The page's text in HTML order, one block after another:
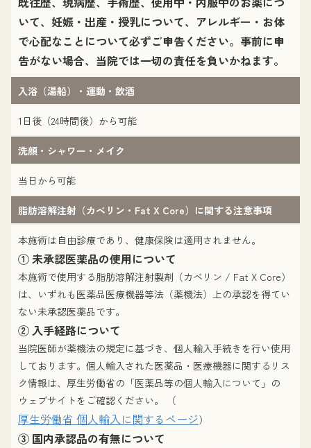
いて、妊娠・出産・授乳について、アレルギー・お体
で心配なことについて必ずご申告ください。事前に申
告がない場合、当院では一切の責任を負いかねます。
入浴（湯船）・運動・飲酒
1日後（24時間後）から可能
洗顔・シャワー・メイク
当日から可能
脂肪溶解注射（カベリン・Fat X Core）に関する注意事項
本施術は自由診療であり、健康保険は適用されません。
① 未承認医薬品の使用について
本施術で使用する脂肪溶解注射製剤（カベリン / Fat X Core）
は、いずれも医薬品医療機器等法（薬機法）上の承認を得てい
ない未承認医薬品です。
② 入手経路について
当院医師が薬機法の規定に基づき、個人輸入手続きを行い使用
しております。個人輸入された医薬品・医療機器に関するリス
ク情報は、厚生労働省の「医薬品等の個人輸入について」の
ウェブサイトをご確認ください。 （
厚生労働省 個人輸入に関するページ）
③ 国内承認品の有無について